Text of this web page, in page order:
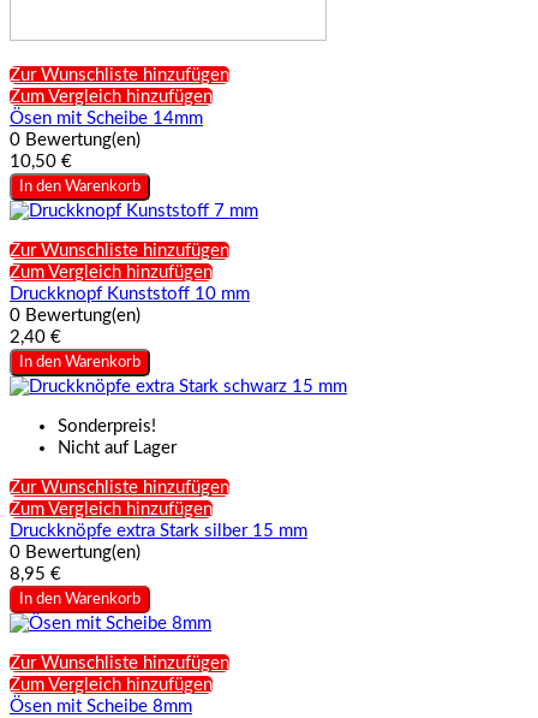
Zur Wunschliste hinzufügen
Zum Vergleich hinzufügen
Ösen mit Scheibe 14mm
0 Bewertung(en)
10,50 €
In den Warenkorb
Zur Wunschliste hinzufügen
Zum Vergleich hinzufügen
Druckknopf Kunststoff 10 mm
0 Bewertung(en)
2,40 €
In den Warenkorb
Sonderpreis!
Nicht auf Lager
Zur Wunschliste hinzufügen
Zum Vergleich hinzufügen
Druckknöpfe extra Stark silber 15 mm
0 Bewertung(en)
8,95 €
In den Warenkorb
Zur Wunschliste hinzufügen
Zum Vergleich hinzufügen
Ösen mit Scheibe 8mm